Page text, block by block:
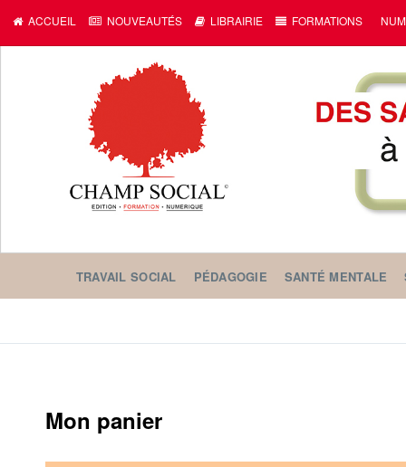
ACCUEIL NOUVEAUTÉS LIBRAIRIE FORMATIONS
TRAVAIL SOCIAL PÉDAGOGIE SANTÉ MENTALE
Mon panier